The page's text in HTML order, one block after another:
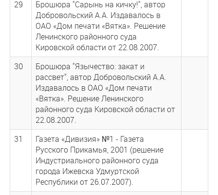
29
Брошюра "Сарынь на кичку!", автор
Добровольский А.А. Издавалось в
ОАО «Дом печати «Вятка». Решение
Ленинского районного суда
Кировской области от 22.08.2007.
30
Брошюра "Язычество: закат и
рассвет", автор Добровольский А.А.
Издавалось в ОАО «Дом печати
«Вятка». Решение Ленинского
районного суда Кировской области от
22.08.2007.
31
Газета «Дивизия» №1 - Газета
Русского Прикамья, 2001 (решение
Индустриального районного суда
города Ижевска Удмуртской
Республики от 26.07.2007).